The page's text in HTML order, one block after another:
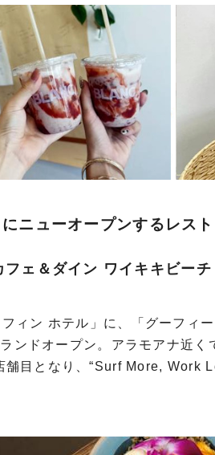
ニューオープンするレスト
フェ＆ダイン ワイキキビ
ィン ホテル」に、「グーフィ
ンドオープン。アラモアナ近く
舗目となり、“Surf More, Work